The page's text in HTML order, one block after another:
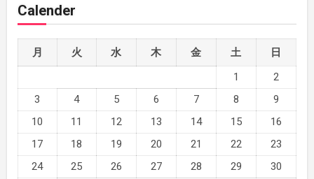
Calender
月 火 水 木 金 土
日
1
2
3
4 5 6 7 8
9
10
11 12 13 14 15
16
17
18 19 20 21 22
23
24
25 26 27 28 29
30